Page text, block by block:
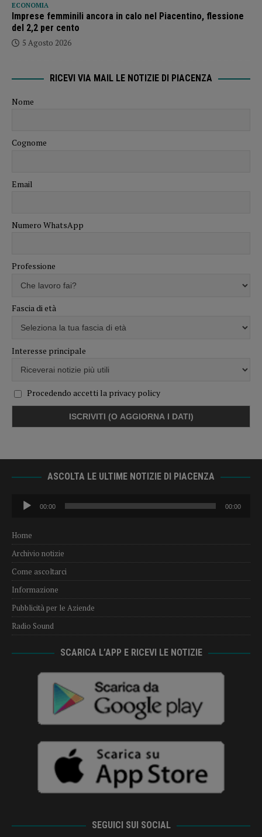
ECONOMIA
Imprese femminili ancora in calo nel Piacentino, flessione
del 2,2 per cento
5 Agosto 2026
RICEVI VIA MAIL LE NOTIZIE DI PIACENZA
Nome
Cognome
Email
Numero WhatsApp
Professione
Fascia di età
Interesse principale
Procedendo accetti la privacy policy
ASCOLTA LE ULTIME NOTIZIE DI PIACENZA
Audio
Player
00:00 00:00
Home
Archivio notizie
Come ascoltarci
Informazione
Pubblicità per le Aziende
Radio Sound
SCARICA L’APP E RICEVI LE NOTIZIE
SEGUICI SUI SOCIAL